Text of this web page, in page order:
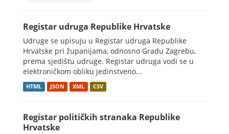
Registar udruga Republike Hrvatske
Udruge se upisuju u Registar udruga Republike
Hrvatske pri županijama, odnosno Gradu Zagrebu,
prema sjedištu udruge. Registar udruga vodi se u
elektroničkom obliku jedinstveno...
HTML JSON XML CSV
Registar političkih stranaka Republike
Hrvatske